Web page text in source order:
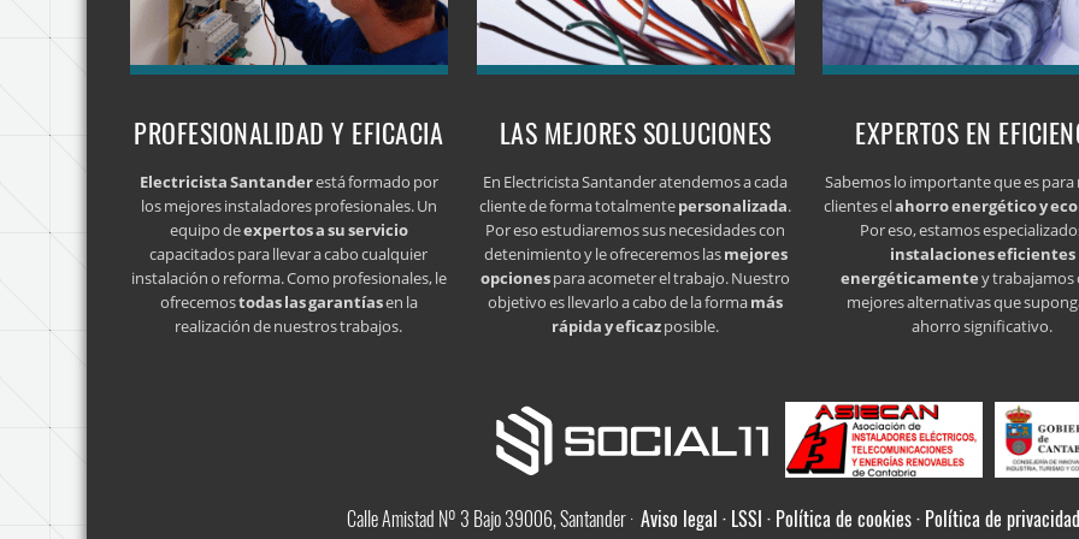
PROFESIONALIDAD Y EFICACIA
Electricista Santanderestá formado por
los mejores instaladores profesionales. Un
equipo deexpertos a su servicio
capacitados para llevar a cabo cualquier
instalación o reforma. Como profesionales, le
ofrecemostodas las garantíasen la
realización de nuestros trabajos.
LAS MEJORES SOLUCIONES
En Electricista Santander atendemos a cada
cliente de forma totalmentepersonalizada.
Por eso estudiaremos sus necesidades con
detenimiento y le ofreceremos lasmejores
opcionespara acometer el trabajo. Nuestro
objetivo es llevarlo a cabo de la formamás
rápida y eficazposible.
EXPERTOS EN
Sabemos lo importante que es
clientes elahorro energético y
Por eso, estamos
instalaciones eficientes
energéticamentey trabajamos
mejores alternativas que
ahorro significativo.
Calle Amistad Nº 3 Bajo 39006, Santander · Aviso legal · LSSI · Política de cookies · Política de privacidad